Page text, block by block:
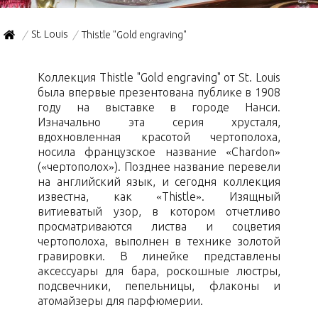
/ St. Louis / Thistle "Gold engraving"
Коллекция Thistle "Gold engraving" от St. Louis
была впервые презентована публике в 1908
году на выставке в городе Нанси.
Изначально эта серия хрусталя,
вдохновленная красотой чертополоха,
носила французское название «Chardon»
(«чертополох»). Позднее название перевели
на английский язык, и сегодня коллекция
известна, как «Thistle». Изящный
витиеватый узор, в котором отчетливо
просматриваются листва и соцветия
чертополоха, выполнен в технике золотой
гравировки. В линейке представлены
аксессуары для бара, роскошные люстры,
подсвечники, пепельницы, флаконы и
атомайзеры для парфюмерии.